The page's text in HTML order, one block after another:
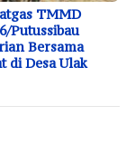
TMMD
Putussibau
Bersama
di Desa Ulak